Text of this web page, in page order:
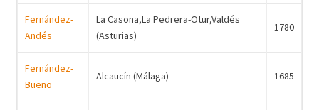
Fernández-
Andés
La Casona,La Pedrera-Otur,Valdés
(Asturias)
1780
Fernández-
Bueno
Alcaucín (Málaga) 1685